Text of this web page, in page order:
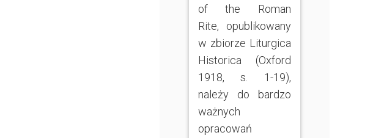
of the Roman
Rite, opublikowany
w zbiorze Liturgica
Historica (Oxford
1918, s. 1-19),
należy do bardzo
ważnych
opracowań